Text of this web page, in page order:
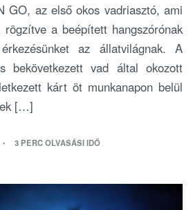
GO, az első okos vadriasztó, ami
a beépített hangszórónak
az állatvilágnak. A
bekövetkezett vad által okozott
kárt öt munkanapon belül
[…]
3 PERC OLVASÁSI IDŐ